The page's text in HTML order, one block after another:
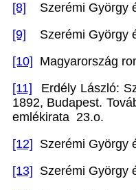
[8] Szerémi György
[9] Szerémi György
[10] Magyarország
[11] Erdély László:
1892, Budapest.
emlékirata 23.o.
[12] Szerémi György
[13] Szerémi György